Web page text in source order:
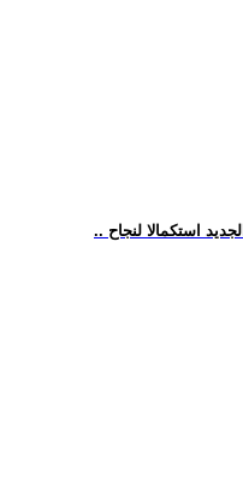
استكمالا لنجاح